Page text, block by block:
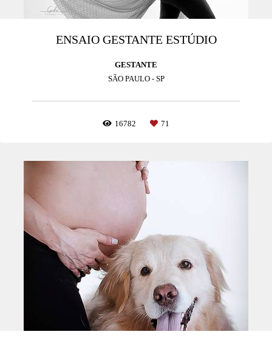
ENSAIO GESTANTE ESTÚDIO
GESTANTE
SÃO PAULO - SP
16782 71